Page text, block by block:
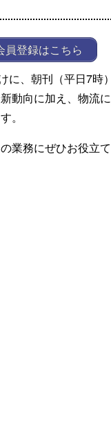
員登録はこちら
に、朝刊（平日7時
動向に加え、物流
。
業務にぜひお役立て